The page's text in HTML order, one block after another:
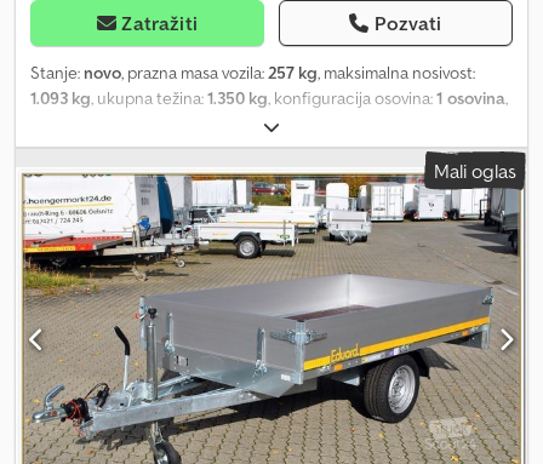
Zatražiti Pozvati
Stanje: novo, prazna masa vozila: 257 kg, maksimalna nosivost:
1.093 kg , ukupna težina:1.350 kg , konfiguracija osovina:1 osovina
2.310 mm
1.450 mm, visina tovarnog prostora:300 mm, ukupna dužina:3.600
mm, ukupna širina:1.560 mm, dimenzija gume:195/50R13C,
kočnica prikolice: prikolica sa kočnicom, Eduard HL 2314 1350
(1500) kg Visokonoseći prikolica sa jednom osovinom - NOVO
VOZILO - Tehničke specifikacije: * Dozvoljena ukupna masa: 1.350
kg (1.500 kg*) * Sopstvena masa: cca 262 kg * Nosivost: cca 1.093
(1.238*) kg * Unutrašnje dimenzije: 231 x 145 x 30 cm * Broj osovina:
1 * Visina utovarnog prostora: 63 cm * Gume: 195/50R13C Cjdpfx
Aovufatjdqjrf *> Šasija za ukupnu dozvoljenu masu 1.500 kg uz
doplatu, na upit Uz doplatu dostupna i dužina sanduka od 2,50 m.
Konstrukcija i oprema: * Vijčani ram, pocinkovan * Oslonac na
gumene federne osovine, pocinkovane i bez potrebe za
održavanjem, sa pojedinačnim oslanjanjem točkova * Pod od
Mali oglas